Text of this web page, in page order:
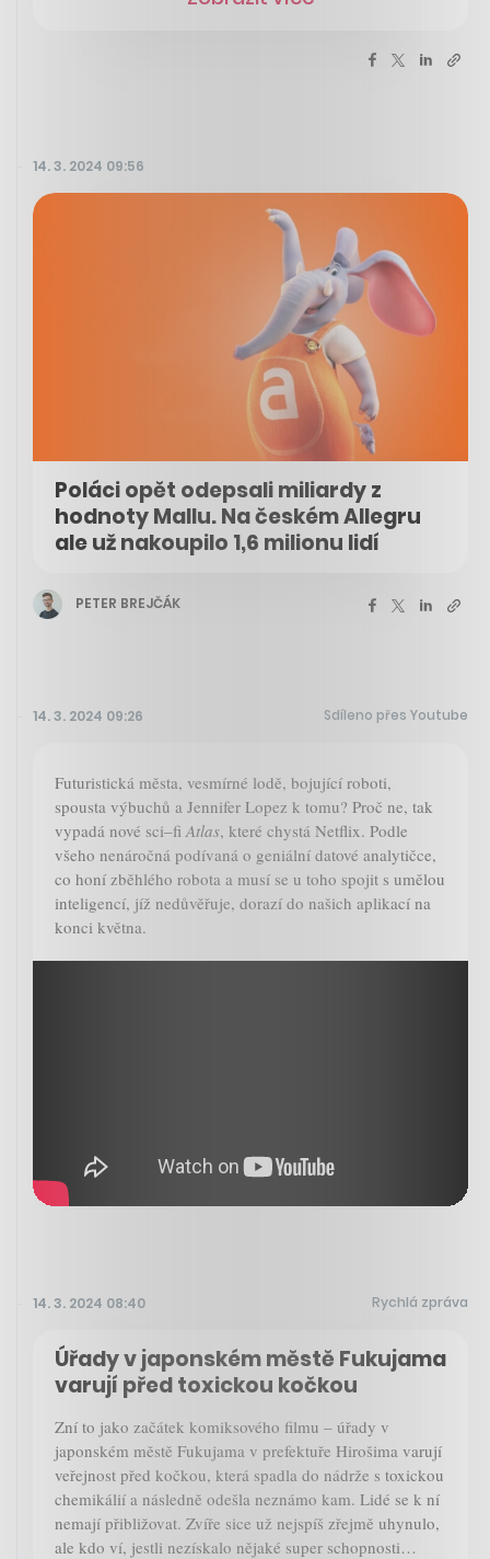
14. 3. 2024 09:56
Poláci opět odepsali miliardy z
hodnoty Mallu. Na českém Allegru
ale už nakoupilo 1,6 milionu lidí
PETER BREJČÁK
14. 3. 2024 09:26 Sdíleno přes Youtube
Futuristická města, vesmírné lodě, bojující roboti,
spousta výbuchů a Jennifer Lopez k tomu? Proč ne, tak
vypadá nové sci–fi Atlas, které chystá Netflix. Podle
všeho nenáročná podívaná o geniální datové analytičce,
co honí zběhlého robota a musí se u toho spojit s umělou
inteligencí, jíž nedůvěřuje, dorazí do našich aplikací na
konci května.
14. 3. 2024 08:40 Rychlá zpráva
Úřady v japonském městě Fukujama
varují před toxickou kočkou
Zní to jako začátek komiksového filmu – úřady v
japonském městě Fukujama v prefektuře Hirošima varují
veřejnost před kočkou, která spadla do nádrže s toxickou
chemikálií a následně odešla neznámo kam. Lidé se k ní
nemají přibližovat. Zvíře sice už nejspíš zřejmě uhynulo,
ale kdo ví, jestli nezískalo nějaké super schopnosti…